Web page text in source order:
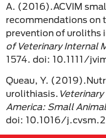
A. (2016).ACVIM
recommendations on
prevention of uroliths
of Veterinary Internal
1574. doi: 10.1111/
Queau, Y.
urolithiasis.
America: Small
doi: 10.1016/